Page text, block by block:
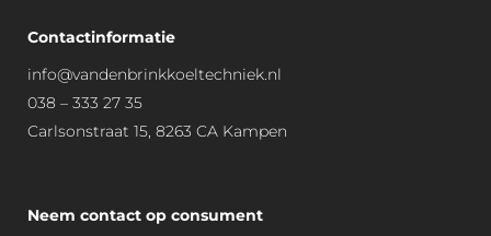
Contactinformatie
info@vandenbrinkkoeltechniek.nl
038 – 333 27 35
Carlsonstraat 15, 8263 CA Kampen
Neem contact op consument